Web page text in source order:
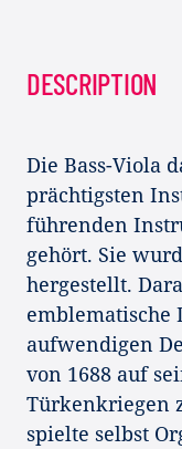
DESCRIPTION
Die Bass-Viola
prächtigsten
führenden
gehört. Sie
hergestellt.
emblematische
aufwendigen
von 1688 auf
Türkenkriegen
spielte selbst